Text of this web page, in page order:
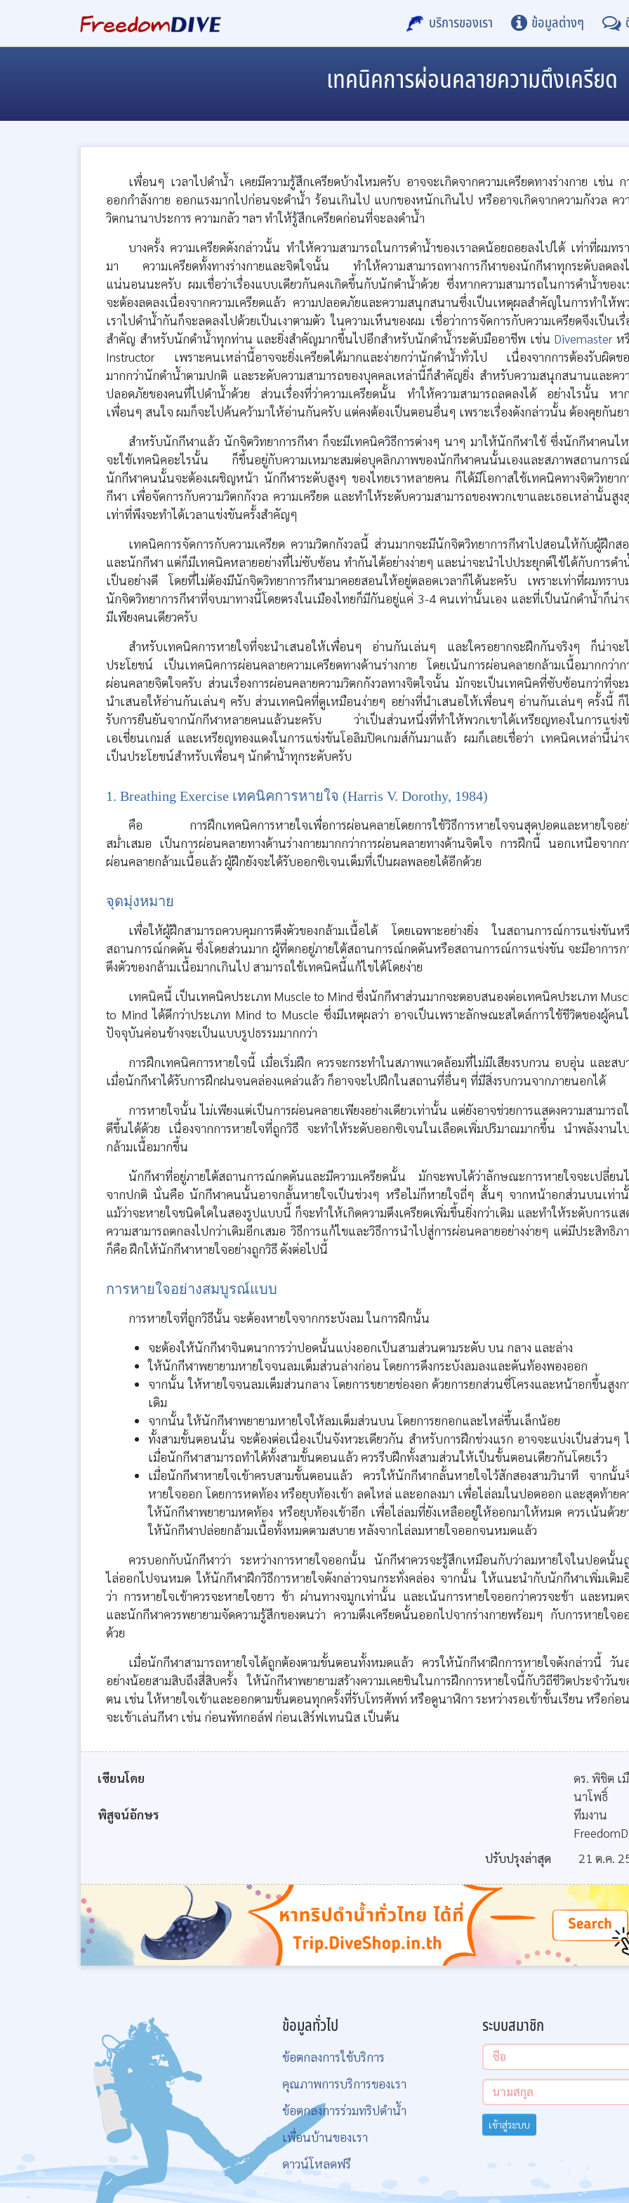
บริการของเรา ข้อมูลต่างๆ
เทคนิคการผ่อนคลายความตึงเครียด
เพื่อนๆ เวลาไปดำน้ำ เคยมีความรู้สึกเครียดบ้างไหมครับ อาจจะเกิดจากความเครียดทางร่างกาย เช่น ก
ออกกำลังกาย ออกแรงมากไปก่อนจะดำน้ำ ร้อนเกินไป แบกของหนักเกินไป หรืออาจเกิดจากความกังวล คว
วิตกนานาประการ ความกลัว ฯลฯ ทำให้รู้สึกเครียดก่อนที่จะลงดำน้ำ
บางครั้ง ความเครียดดังกล่าวนั้น ทำให้ความสามารถในการดำน้ำของเราลดน้อยถอยลงไปได้ เท่าที่ผมทร
มา ความเครียดทั้งทางร่างกายและจิตใจนั้น ทำให้ความสามารถทางการกีฬาของนักกีฬาทุกระดับลดลง
แน่นอนนะครับ ผมเชื่อว่าเรื่องแบบเดียวกันคงเกิดขึ้นกับนักดำน้ำด้วย ซึ่งหากความสามารถในการดำน้ำของเ
จะต้องลดลงเนื่องจากความเครียดแล้ว ความปลอดภัยและความสนุกสนานซึ่งเป็นเหตุผลสำคัญในการทำให้พ
เราไปดำน้ำกันก็จะลดลงไปด้วยเป็นเงาตามตัว ในความเห็นของผม เชื่อว่าการจัดการกับความเครียดจึงเป็นเรื่
สำคัญ สำหรับนักดำน้ำทุกท่าน และยิ่งสำคัญมากขึ้นไปอีกสำหรับนักดำน้ำระดับมืออาชีพ เช่น Divemasterห
Instructor เพราะคนเหล่านี้อาจจะยิ่งเครียดได้มากและง่ายกว่านักดำน้ำทั่วไป เนื่องจากการต้องรับผิดช
มากกว่านักดำน้ำตามปกติ และระดับความสามารถของบุคคลเหล่านี้ก็สำคัญยิ่ง สำหรับความสนุกสนานและคว
ปลอดภัยของคนที่ไปดำน้ำด้วย ส่วนเรื่องที่ว่าความเครียดนั้น ทำให้ความสามารถลดลงได้ อย่างไรนั้น หา
เพื่อนๆ สนใจ ผมก็จะไปค้นคว้ามาให้อ่านกันครับ แต่คงต้องเป็นตอนอื่นๆ เพราะเรื่องดังกล่าวนั้น ต้องคุยกันย
สำหรับนักกีฬาแล้ว นักจิตวิทยาการกีฬา ก็จะมีเทคนิควิธีการต่างๆ นาๆ มาให้นักกีฬาใช้ ซึ่งนักกีฬาคนไ
จะใช้เทคนิคอะไรนั้น ก็ขึ้นอยู่กับความเหมาะสมต่อบุคลิกภาพของนักกีฬาคนนั้นเองและสภาพสถานการ
นักกีฬาคนนั้นจะต้องเผชิญหน้า นักกีฬาระดับสูงๆ ของไทยเราหลายคน ก็ได้มีโอกาสใช้เทคนิคทางจิตวิทยาก
กีฬา เพื่อจัดการกับความวิตกกังวล ความเครียด และทำให้ระดับความสามารถของพวกเขาและเธอเหล่านั้นสูง
เท่าที่พึงจะทำได้เวลาแข่งขันครั้งสำคัญๆ
เทคนิคการจัดการกับความเครียด ความวิตกกังวลนี้ ส่วนมากจะมีนักจิตวิทยาการกีฬาไปสอนให้กับผู้ฝึกส
และนักกีฬา แต่ก็มีเทคนิคหลายอย่างที่ไม่ซับซ้อน ทำกันได้อย่างง่ายๆ และน่าจะนำไปประยุกต์ใช้ได้กับการดำ
เป็นอย่างดี โดยที่ไม่ต้องมีนักจิตวิทยาการกีฬามาคอยสอนให้อยู่ตลอดเวลาก็ได้นะครับ เพราะเท่าที่ผมทราบ
นักจิตวิทยาการกีฬาที่จบมาทางนี้โดยตรงในเมืองไทยก็มีกันอยู่แค่ 3-4 คนเท่านั้นเอง และที่เป็นนักดำน้ำก็น่า
มีเพียงคนเดียวครับ
สำหรับเทคนิคการหายใจที่จะนำเสนอให้เพื่อนๆ อ่านกันเล่นๆ และใครอยากจะฝึกกันจริงๆ ก็น่าจะ
ประโยชน์ เป็นเทคนิคการผ่อนคลายความเครียดทางด้านร่างกาย โดยเน้นการผ่อนคลายกล้ามเนื้อมากกว่าก
ผ่อนคลายจิตใจครับ ส่วนเรื่องการผ่อนคลายความวิตกกังวลทางจิตใจนั้น มักจะเป็นเทคนิคที่ซับซ้อนกว่าที่จะ
นำเสนอให้อ่านกันเล่นๆ ครับ ส่วนเทคนิคที่ดูเหมือนง่ายๆ อย่างที่นำเสนอให้เพื่อนๆ อ่านกันเล่นๆ ครั้งนี้ ก็
รับการยืนยันจากนักกีฬาหลายคนแล้วนะครับ ว่าเป็นส่วนหนึ่งที่ทำให้พวกเขาได้เหรียญทองในการแข่ง
เอเชี่ยนเกมส์ และเหรียญทองแดงในการแข่งขันโอลิมปิคเกมส์กันมาแล้ว ผมก็เลยเชื่อว่า เทคนิคเหล่านี้น่า
เป็นประโยชน์สำหรับเพื่อนๆ นักดำน้ำทุกระดับครับ
1. Breathing Exercise เทคนิคการหายใจ (Harris V. Dorothy, 1984)
คือ การฝึกเทคนิคการหายใจเพื่อการผ่อนคลายโดยการใช้วิธีการหายใจจนสุดปอดและหายใจอย่
สม่ำเสมอ เป็นการผ่อนคลายทางด้านร่างกายมากกว่าการผ่อนคลายทางด้านจิตใจ การฝึกนี้ นอกเหนือจากก
ผ่อนคลายกล้ามเนื้อแล้ว ผู้ฝึกยังจะได้รับออกซิเจนเต็มที่เป็นผลพลอยได้อีกด้วย
จุดมุ่งหมาย
เพื่อให้ผู้ฝึกสามารถควบคุมการตึงตัวของกล้ามเนื้อได้ โดยเฉพาะอย่างยิ่ง ในสถานการณ์การแข่งขันห
สถานการณ์กดดัน ซึ่งโดยส่วนมาก ผู้ที่ตกอยู่ภายใต้สถานการณ์กดดันหรือสถานการณ์การแข่งขัน จะมีอาการก
ตึงตัวของกล้ามเนื้อมากเกินไป สามารถใช้เทคนิคนี้แก้ไขได้โดยง่าย
เทคนิคนี้ เป็นเทคนิคประเภท Muscle to Mind ซึ่งนักกีฬาส่วนมากจะตอบสนองต่อเทคนิคประเภท
to Mind ได้ดีกว่าประเภท Mind to Muscle ซึ่งมีเหตุผลว่า อาจเป็นเพราะลักษณะสไตล์การใช้ชีวิตของผู้คน
ปัจจุบันค่อนข้างจะเป็นแบบรูปธรรมมากกว่า
การฝึกเทคนิคการหายใจนี้ เมื่อเริ่มฝึก ควรจะกระทำในสภาพแวดล้อมที่ไม่มีเสียงรบกวน อบอุ่น และสบ
เมื่อนักกีฬาได้รับการฝึกฝนจนคล่องแคล่วแล้ว ก็อาจจะไปฝึกในสถานที่อื่นๆ ที่มีสิ่งรบกวนจากภายนอกได้
การหายใจนั้น ไม่เพียงแต่เป็นการผ่อนคลายเพียงอย่างเดียวเท่านั้น แต่ยังอาจช่วยการแสดงความสามารถ
ดีขึ้นได้ด้วย เนื่องจากการหายใจที่ถูกวิธี จะทำให้ระดับออกซิเจนในเลือดเพิ่มปริมาณมากขึ้น นำพลังงานไ
กล้ามเนื้อมากขึ้น
นักกีฬาที่อยู่ภายใต้สถานการณ์กดดันและมีความเครียดนั้น มักจะพบได้ว่าลักษณะการหายใจจะเปลี่ยน
จากปกติ นั่นคือ นักกีฬาคนนั้นอาจกลั้นหายใจเป็นช่วงๆ หรือไม่ก็หายใจถี่ๆ สั้นๆ จากหน้าอกส่วนบนเท่า
แม้ว่าจะหายใจชนิดใดในสองรูปแบบนี้ ก็จะทำให้เกิดความตึงเครียดเพิ่มขึ้นยิ่งกว่าเดิม และทำให้ระดับการแส
ความสามารถตกลงไปกว่าเดิมอีกเสมอ วิธีการแก้ไขและวิธีการนำไปสู่การผ่อนคลายอย่างง่ายๆ แต่มีประสิทธิภ
ก็คือ ฝึกให้นักกีฬาหายใจอย่างถูกวิธี ดังต่อไปนี้
การหายใจอย่างสมบูรณ์แบบ
การหายใจที่ถูกวิธีนั้น จะต้องหายใจจากกระบังลม ในการฝึกนั้น
จะต้องให้นักกีฬาจินตนาการว่าปอดนั้นแบ่งออกเป็นสามส่วนตามระดับ บน กลาง และล่าง
ให้นักกีฬาพยายามหายใจจนลมเต็มส่วนล่างก่อน โดยการดึงกระบังลมลงและดันท้องพองออก
จากนั้น ให้หายใจจนลมเต็มส่วนกลาง โดยการขยายช่องอก ด้วยการยกส่วนซี่โครงและหน้าอกขึ้นสูงก
เดิม
จากนั้น ให้นักกีฬาพยายามหายใจให้ลมเต็มส่วนบน โดยการยกอกและไหล่ขึ้นเล็กน้อย
ทั้งสามขั้นตอนนั้น จะต้องต่อเนื่องเป็นจังหวะเดียวกัน สำหรับการฝึกช่วงแรก อาจจะแบ่งเป็นส่วนๆ
เมื่อนักกีฬาสามารถทำได้ทั้งสามขั้นตอนแล้ว ควรรีบฝึกทั้งสามส่วนให้เป็นขั้นตอนเดียวกันโดยเร็ว
เมื่อนักกีฬาหายใจเข้าครบสามขั้นตอนแล้ว ควรให้นักกีฬากลั้นหายใจไว้สักสองสามวินาที จากนั้น
หายใจออก โดยการหดท้อง หรือยุบท้องเข้า ลดไหล่ และอกลงมา เพื่อไล่ลมในปอดออก และสุดท้ายค
ให้นักกีฬาพยายามหดท้อง หรือยุบท้องเข้าอีก เพื่อไล่ลมที่ยังเหลืออยู่ให้ออกมาให้หมด ควรเน้นด้วย
ให้นักกีฬาปล่อยกล้ามเนื้อทั้งหมดตามสบาย หลังจากไล่ลมหายใจออกจนหมดแล้ว
ควรบอกกับนักกีฬาว่า ระหว่างการหายใจออกนั้น นักกีฬาควรจะรู้สึกเหมือนกับว่าลมหายใจในปอดนั้น
ไล่ออกไปจนหมด ให้นักกีฬาฝึกวิธีการหายใจดังกล่าวจนกระทั่งคล่อง จากนั้น ให้แนะนำกับนักกีฬาเพิ่มเติม
ว่า การหายใจเข้าควรจะหายใจยาว ช้า ผ่านทางจมูกเท่านั้น และเน้นการหายใจออกว่าควรจะช้า และหมด
และนักกีฬาควรพยายามจัดความรู้สึกของตนว่า ความตึงเครียดนั้นออกไปจากร่างกายพร้อมๆ กับการหายใจอ
ด้วย
เมื่อนักกีฬาสามารถหายใจได้ถูกต้องตามขั้นตอนทั้งหมดแล้ว ควรให้นักกีฬาฝึกการหายใจดังกล่าวนี้ วัน
อย่างน้อยสามสิบถึงสี่สิบครั้ง ให้นักกีฬาพยายามสร้างความเคยชินในการฝึกการหายใจนี้กับวิถีชีวิตประจำวันข
ตน เช่น ให้หายใจเข้าและออกตามขั้นตอนทุกครั้งที่รับโทรศัพท์ หรือดูนาฬิกา ระหว่างรอเข้าชั้นเรียน หรือก่อ
จะเข้าเล่นกีฬา เช่น ก่อนพัทกอล์ฟ ก่อนเสิร์ฟเทนนิส เป็นต้น
เขียนโดย
ดร. พิชิต เ
นาโพธิ์
พิสูจน์อักษร
ทีมงาน
ปรับปรุงล่าสุด
21 ต.ค.
ข้อมูลทั่วไป
ข้อตกลงการใช้บริการ
คุณภาพการบริการของเรา
ข้อตกลงการร่วมทริปดำน้ำ
เพื่อนบ้านของเรา
ดาวน์โหลดฟรี
ระบบสมาชิก
เข้าสู่ระบบ